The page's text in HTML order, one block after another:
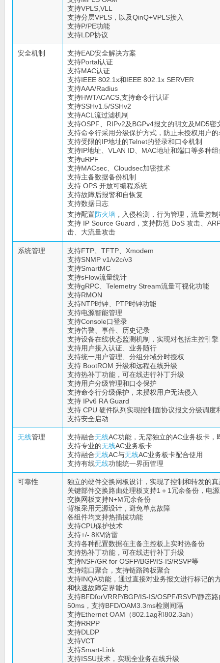
支持VPLS,VLL
支持分层VPLS，以及QinQ+VPLS接入
支持P/PE功能
支持LDP协议
安全机制
支持EAD安全解决方案
支持Portal认证
支持MAC认证
支持IEEE 802.1x和IEEE 802.1x SERVER
支持AAA/Radius
支持HWTACACS,支持命令行认证
支持SSHv1.5/SSHv2
支持ACL流过滤机制
支持OSPF、RIPv2及BGPv4报文的明文及MD5密
支持命令行采用分级保护方式，防止未授权用户
支持受限的IP地址的Telnet的登录和口令机制
支持IP地址、VLAN ID、MAC地址和端口等多种
支持uRPF
支持MACsec、Cloudsec加密技术
支持主备数据备份机制
支持 OPS 开放可编程系统
支持故障后报警和自恢复
支持数据日志
支持配置防火墙，入侵检测，行为管理，流量控
支持 IP Source Guard，支持防范 DoS 攻击、
击、大流量攻击
系统管理
支持FTP、TFTP、Xmodem
支持SNMP v1/v2c/v3
支持SmartMC
支持sFlow流量统计
支持gRPC、Telemetry Stream流量可视化功能
支持RMON
支持NTP时钟、PTP时钟功能
支持电源智能管理
支持Console口登录
支持告警、事件、历史记录
支持设备在线状态监测机制，实现对包括主控引
支持用户接入认证、业务随行
支持统一用户管理、分组分域分时授权
支持 BootROM 升级和远程在线升级
支持热补丁功能，可在线进行补丁升级
支持用户分级管理和口令保护
支持命令行分级保护，未授权用户无法侵入
支持 IPv6 RA Guard
支持 CPU 硬件队列实现控制面协议报文分级调度
支持安全启动
无线管理 支持融合无线AC功能，无需独立的AC业务板卡，
支持专业的无线AC业务板卡
支持融合无线AC与无线AC业务板卡配合使用
支持有线无线功能统一界面管理
可靠性
独立的硬件交换网板设计，实现了控制和转发的
关键部件交换路由处理板支持1＋1冗余备份，电
交换网板支持N+M冗余备份
背板采用无源设计，避免单点故障
各组件均支持热插拔功能
支持CPU保护技术
支持+/- 8KV防雷
支持各种配置数据在主备主控板上实时热备份
支持热补丁功能，可在线进行补丁升级
支持NSF/GR for OSFP/BGP/IS-IS/RSVP等
支持端口聚合，支持链路跨板聚合
支持INQA功能，通过直接对业务报文进行标记的
和快速故障定界能力
支持BFDforVRRP/BGP/IS-IS/OSPF/RSVP/静态
50ms，支持BFD/OAM3.3ms检测间隔
支持Ethernet OAM（802.1ag和802.3ah）
支持RRPP
支持DLDP
支持VCT
支持Smart-Link
支持ISSU技术，实现全业务在线升级